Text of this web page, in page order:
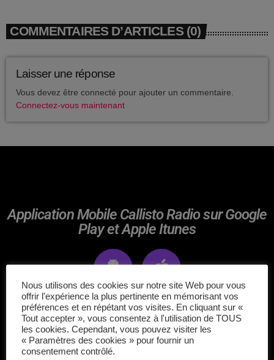
mai 2024
avril 2020
mars 2018
DJ
Dream Trance
Electronic music
COMMENTAIRES D’ARTICLES (0)
Laisser une réponse
Vous devez être connecté pour ajouter un commentaire.
Connectez-vous maintenant
Application Mobile Callisto Radio sur Google
Play et Apple Itunes
ÉPISODES DE PODCAST
Nous utilisons des cookies sur notre site Web pour vous
offrir l'expérience la plus pertinente en mémorisant vos
préférences et en répétant vos visites. En cliquant sur «
Tout accepter », vous consentez à l'utilisation de TOUS
les cookies. Cependant, vous pouvez visiter les
« Paramètres des cookies » pour fournir un
consentement contrôlé.